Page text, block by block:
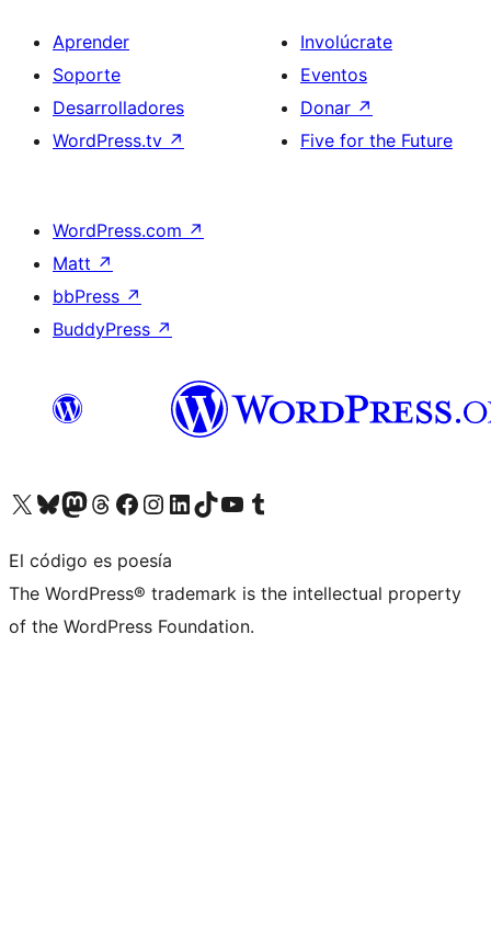
Aprender
Soporte
Desarrolladores
WordPress.tv ↗
Involúcrate
Eventos
Donar ↗
Five for the Future
WordPress.com ↗
Matt ↗
bbPress ↗
BuddyPress ↗
Visita nuestra cuenta de X (anteriormente Twitter)
Visita nuestra cuenta de Bluesky
Visita nuestra cuenta de Mastodon
Visita nuestra cuenta de Threads
Visita nuestra página de Facebook
Visita nuestra cuenta de Instagram
Visita nuestra cuenta de LinkedIn
Visita nuestra cuenta de TikTok
Visita nuestro canal de YouTube
Visita nuestra cuenta de Tumblr
El código es poesía
The WordPress® trademark is the intellectual property
of the WordPress Foundation.